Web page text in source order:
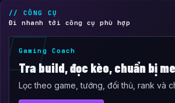
// CÔNG CỤ
Đi nhanh tới công cụ phù hợp
Gaming Coach
Tra build, đọc kèo, chuẩn bị
Lọc theo game, tướng, đối thủ, rank và